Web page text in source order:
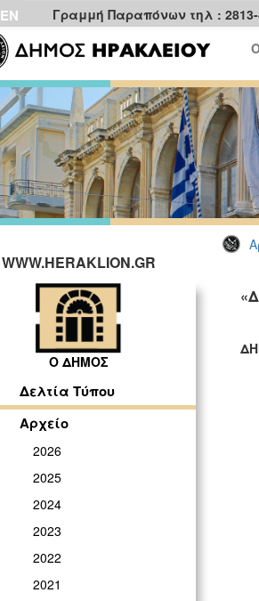
EN Γραμμή Παραπόνων τηλ : 2813-
WWW.HERAKLION.GR
Ο ΔΗΜΟΣ
Δελτία Τύπου
Αρχείο
2026
2025
2024
2023
2022
2021